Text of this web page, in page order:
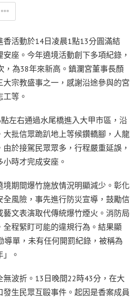
香活動於14日凌晨1點13分圓滿結
座。今年遶境活動創下多項紀錄，
，為38年來新高。鎮瀾宮董事長顏
宗教盛事之一，感謝沿途參與的宮
等。
左右通過水尾橋進入大甲市區，沿
大批信眾跪趴地上等候鑽轎腳，人龍
於接駕民眾眾多，行程嚴重延誤，
時才完成安座。
期間爆竹施放情況明顯減少。彰化
全風險，事先進行防災宣導，鼓勵信
藝文表演取代傳統爆竹煙火。消防局
全程緊盯可能的違規行為。結果顯
導單，未有任何開罰紀錄，被稱為
」。
波折。13日晚間22時43分，在大
發生民眾互毆事件。起因是香案成員